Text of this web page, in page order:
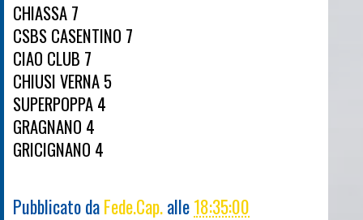
CHIASSA 7
CSBS CASENTINO 7
CIAO CLUB 7
CHIUSI VERNA 5
SUPERPOPPA 4
GRAGNANO 4
GRICIGNANO 4
Pubblicato daFede.Cap.alle18:35:00